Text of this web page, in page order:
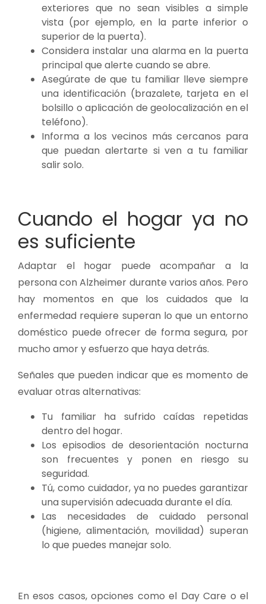
exteriores que no sean visibles a simple
vista (por ejemplo, en la parte inferior o
superior de la puerta).
Considera instalar una alarma en la puerta
principal que alerte cuando se abre.
Asegúrate de que tu familiar lleve siempre
una identificación (brazalete, tarjeta en el
bolsillo o aplicación de geolocalización en el
teléfono).
Informa a los vecinos más cercanos para
que puedan alertarte si ven a tu familiar
salir solo.
Cuando el hogar ya no
es suficiente
Adaptar el hogar puede acompañar a la
persona con Alzheimer durante varios años. Pero
hay momentos en que los cuidados que la
enfermedad requiere superan lo que un entorno
doméstico puede ofrecer de forma segura, por
mucho amor y esfuerzo que haya detrás.
Señales que pueden indicar que es momento de
evaluar otras alternativas:
Tu familiar ha sufrido caídas repetidas
dentro del hogar.
Los episodios de desorientación nocturna
son frecuentes y ponen en riesgo su
seguridad.
Tú, como cuidador, ya no puedes garantizar
una supervisión adecuada durante el día.
Las necesidades de cuidado personal
(higiene, alimentación, movilidad) superan
lo que puedes manejar solo.
En esos casos, opciones como el Day Care o el